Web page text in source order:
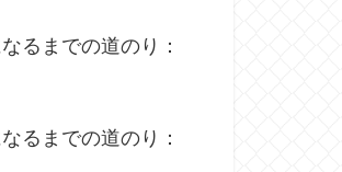
るまでの道のり：
るまでの道のり：